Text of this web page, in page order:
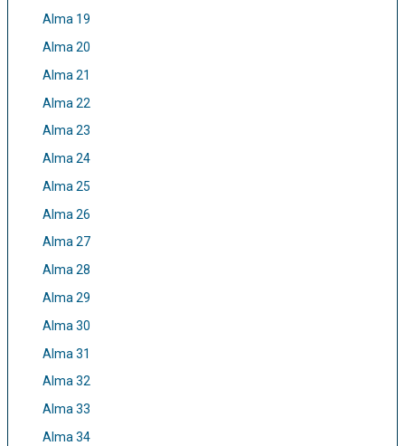
Alma 19
Alma 20
Alma 21
Alma 22
Alma 23
Alma 24
Alma 25
Alma 26
Alma 27
Alma 28
Alma 29
Alma 30
Alma 31
Alma 32
Alma 33
Alma 34